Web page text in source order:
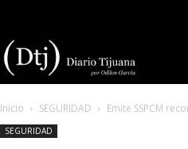
Inicio SEGURIDAD Emite SSPCM
SEGURIDAD